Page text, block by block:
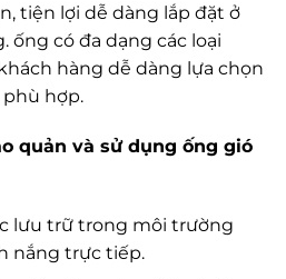
tiện lợi dễ dàng lắp đặt ở
ống có đa dạng các loại
hàng dễ dàng lựa chọn
hợp.
quản và sử dụng ống gió
lưu trữ trong môi trường
nắng trực tiếp.